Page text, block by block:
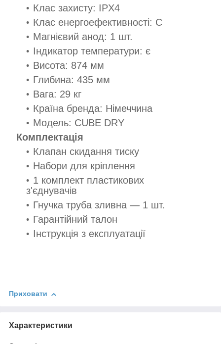
Клас захисту: IPX4
Клас енергоефективності: C
Магнієвий анод: 1 шт.
Індикатор температури: є
Висота: 874 мм
Глибина: 435 мм
Вага: 29 кг
Країна бренда: Німеччина
Модель: CUBE DRY
Комплектація
Клапан скидання тиску
Набори для кріплення
1 комплект пластикових
з'єднувачів
Гнучка труба зливна — 1 шт.
Гарантійний талон
Інструкція з експлуатації
Приховати
Характеристики